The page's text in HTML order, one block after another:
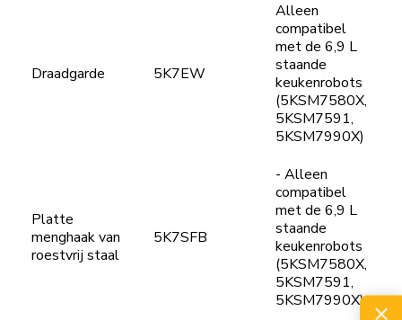
Draadgarde 5K7EW
Alleen
compatibel
met de 6,9 L
staande
keukenrobots
(5KSM7580X,
5KSM7591,
5KSM7990X)
Platte
menghaak van
roestvrij staal
5K7SFB
- Alleen
compatibel
met de 6,9 L
staande
keukenrobots
(5KSM7580X,
5KSM7591,
5KSM7990X)